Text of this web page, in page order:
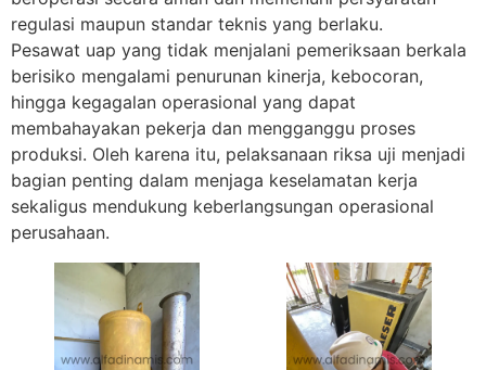
regulasi maupun standar teknis yang berlaku.
Pesawat uap yang tidak menjalani pemeriksaan berkala
berisiko mengalami penurunan kinerja, kebocoran,
hingga kegagalan operasional yang dapat
membahayakan pekerja dan mengganggu proses
produksi. Oleh karena itu, pelaksanaan riksa uji menjadi
bagian penting dalam menjaga keselamatan kerja
sekaligus mendukung keberlangsungan operasional
perusahaan.